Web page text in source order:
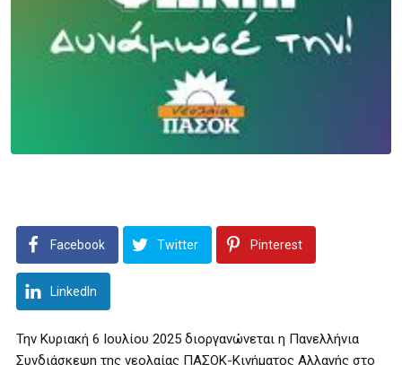
Facebook Twitter Pinterest
LinkedIn
Την Κυριακή 6 Ιουλίου 2025 διοργανώνεται η Πανελλήνια
Συνδιάσκεψη της νεολαίας ΠΑΣΟΚ-Κινήματος Αλλαγής στο